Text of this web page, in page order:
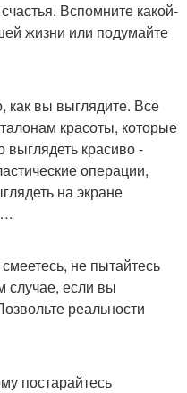
Вспомните какой-
жизни или подумайте
как вы выглядите. Все
красоты, которые
красиво -
операции,
на экране
не пытайтесь
случае, если вы
реальности
постарайтесь